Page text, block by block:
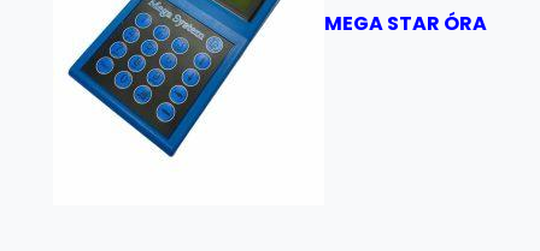
MEGA STAR ÓRA